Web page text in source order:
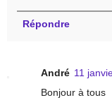
Répondre
André 11
Bonjour à tous